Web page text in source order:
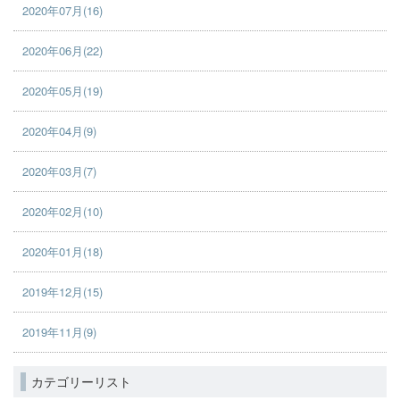
2020年07月(16)
2020年06月(22)
2020年05月(19)
2020年04月(9)
2020年03月(7)
2020年02月(10)
2020年01月(18)
2019年12月(15)
2019年11月(9)
カテゴリーリスト